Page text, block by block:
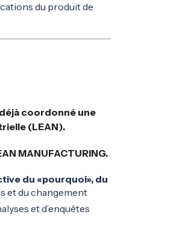
du produit de
coordonné une
(LEAN).
MANUFACTURING.
du «pourquoi», du
et du changement
et d’enquêtes